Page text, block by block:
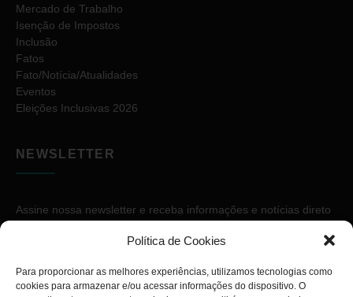
Política de Cookies
Para proporcionar as melhores experiências, utilizamos tecnologias como
cookies para armazenar e/ou acessar informações do dispositivo. O
Mercado de Trabalho
Isenção de Impostos
Inclusão
Fatos
Fato/Notícia/Atualidades
Eventos
Eleições Inclusivas 2026
NEWSLETTER
Assine nossa newsletter e receba informações e notícias direto